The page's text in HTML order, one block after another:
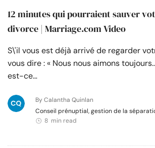
12 minutes qui pourraient sauver
divorce | Marriage.com Video
S\'il vous est déjà arrivé de regarder
vous dire : « Nous nous aimons
est-ce…
By Calantha Quinlan
Conseil prénuptial, gestion de la
8 min read